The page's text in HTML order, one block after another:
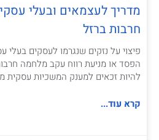
מדריך לעצמאים ובעלי
חרבות ברזל
פיצוי על נזקים שנגרמו לעסקים בעלי
הפסד או מניעת רווח עקב מלחמה
להיות זכאים למענק המשכיות עסקית
קרא עוד...